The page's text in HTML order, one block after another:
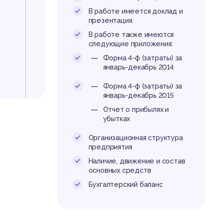
В работе имеется доклад и
презентация.
В работе также имеются
следующие приложения:
Форма 4-ф (затраты) за
январь-декабрь 2014
Форма 4-ф (затраты) за
январь-декабрь 2015
Отчет о прибылях и
убытках
Организационная структура
предприятия
Наличие, движение и состав
основных средств
Бухгалтерский баланс